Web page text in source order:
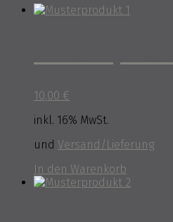
10,00 €
inkl. 16% MwSt.
und Versand/Lieferung
In den Warenkorb